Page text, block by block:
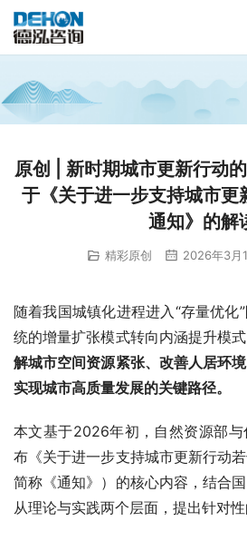
原创 | 新时期城市更新行动
于《关于进一步支持城市更
通知》的解
精彩原创 2026年3月
随着我国城镇化进程进入“存量优化
统的增量扩张模式转向内涵提升模
解城市空间资源紧张、改善人居环境
实现城市高质量发展的关键路径。
本文基于2026年初，自然资源部
布《关于进一步支持城市更新行动
简称《通知》）的核心内容，结合
从理论与实践两个层面，提出针对性